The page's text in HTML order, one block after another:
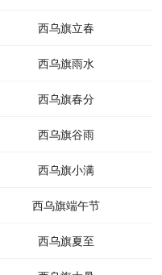
西乌旗立春
西乌旗雨水
西乌旗春分
西乌旗谷雨
西乌旗小满
西乌旗端午节
西乌旗夏至